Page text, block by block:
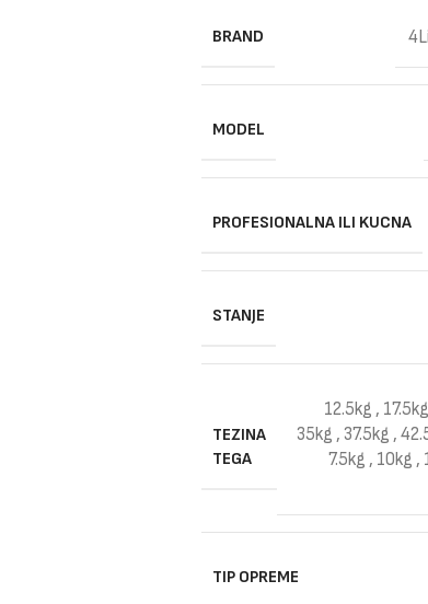
BRAND
MODEL
PROFESIONALNA ILI KUCNA
STANJE
TEZINA
TEGA
12.5kg , 17.5kg
35kg , 37.5kg ,
7.5kg , 10kg ,
TIP OPREME